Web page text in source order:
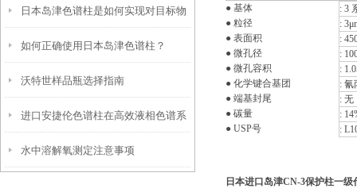
作用？
日本岛津色谱柱是如何实现对目标物
质的分离与纯化的？
如何正确使用日本岛津色谱柱？
沃特世样品瓶选择指南
进口安捷伦色谱柱在高效液相色谱系
统中的作用
水中溶解氧测定注意事项
● 基体
: 3
● 粒径
:
● 表面积
:
● 微孔径
:
● 微孔容积
:
● 化学键合基团
: 氰
● 端基封尾
: 无
● 碳量
:
● USP号
:
日本进口岛津CN-3保护柱一级